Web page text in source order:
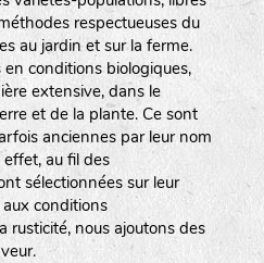
respectueuses du
au jardin et sur la ferme.
conditions biologiques,
extensive, dans le
et de la plante. Ce sont
anciennes par leur nom
au fil des
sélectionnées sur leur
conditions
rusticité, nous ajoutons des